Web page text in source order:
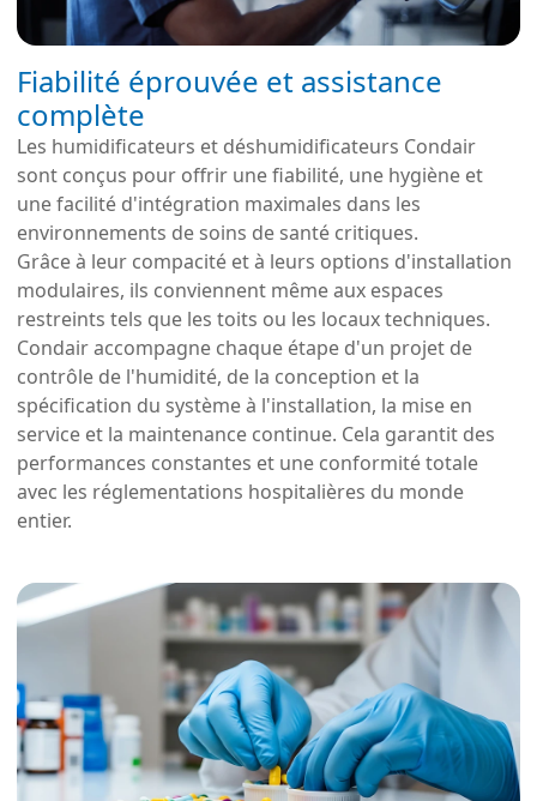
Fiabilité éprouvée et assistance
complète
Les humidificateurs et déshumidificateurs Condair
sont conçus pour offrir une fiabilité, une hygiène et
une facilité d'intégration maximales dans les
environnements de soins de santé critiques.
Grâce à leur compacité et à leurs options d'installation
modulaires, ils conviennent même aux espaces
restreints tels que les toits ou les locaux techniques.
Condair accompagne chaque étape d'un projet de
contrôle de l'humidité, de la conception et la
spécification du système à l'installation, la mise en
service et la maintenance continue. Cela garantit des
performances constantes et une conformité totale
avec les réglementations hospitalières du monde
entier.